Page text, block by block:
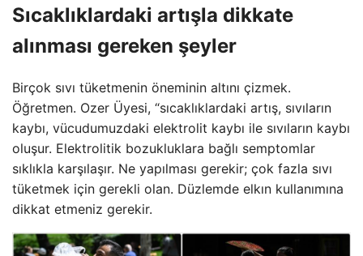
Sıcaklıklardaki artışla dikkate
alınması gereken şeyler
Birçok sıvı tüketmenin öneminin altını çizmek.
Öğretmen. Ozer Üyesi, “sıcaklıklardaki artış, sıvıların
kaybı, vücudumuzdaki elektrolit kaybı ile sıvıların kaybı
oluşur. Elektrolitik bozukluklara bağlı semptomlar
sıklıkla karşılaşır. Ne yapılması gerekir; çok fazla sıvı
tüketmek için gerekli olan. Düzlemde elkın kullanımına
dikkat etmeniz gerekir.